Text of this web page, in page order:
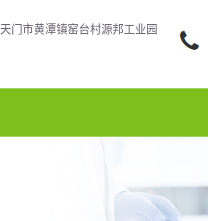
天门市黄潭镇窑台村源邦工业园